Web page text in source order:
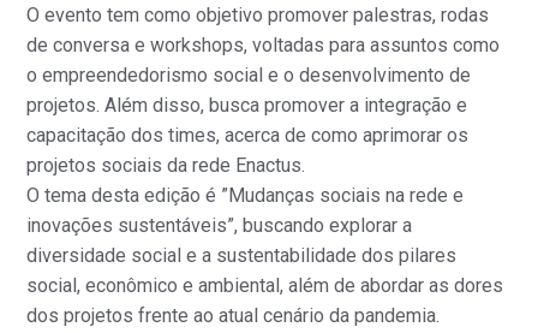
O evento tem como objetivo promover palestras, rodas
de conversa e workshops, voltadas para assuntos como
o empreendedorismo social e o desenvolvimento de
projetos. Além disso, busca promover a integração e
capacitação dos times, acerca de como aprimorar os
projetos sociais da rede Enactus.
O tema desta edição é ”Mudanças sociais na rede e
inovações sustentáveis”, buscando explorar a
diversidade social e a sustentabilidade dos pilares
social, econômico e ambiental, além de abordar as dores
dos projetos frente ao atual cenário da pandemia.